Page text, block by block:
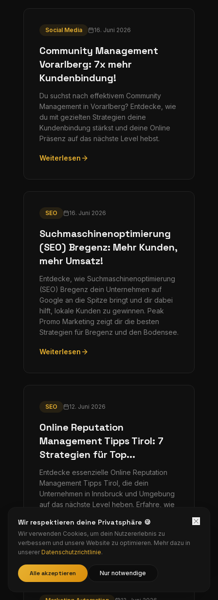
Social Media 16. Juni 2026
Community Management
Vorarlberg: 7x mehr
Kundenbindung!
Du suchst nach effektivem Community
Management in Vorarlberg? Entdecke, wie
du mit gezielten Strategien deine
Kundenbindung stärkst und deine Online
Präsenz auf das nächste Level hebst.
Weiterlesen
SEO 16. Juni 2026
Suchmaschinenoptimierung
(SEO) Bregenz: Mehr Kunden,
mehr Umsatz!
Entdecke, wie Suchmaschinenoptimierung
(SEO) Bregenz dein Unternehmen auf
Google an die Spitze bringt und dir dabei
hilft, lokale Kunden zu gewinnen. Peak
Promo Marketing zeigt dir die besten
Strategien für Bregenz und den Bodensee.
Weiterlesen
SEO 12. Juni 2026
Online Reputation
Management Tipps Tirol: 7
Strategien für Top...
Entdecke essenzielle Online Reputation
Management Tipps Tirol, die dein
Unternehmen in Innsbruck und Umgebung
auf das nächste Level heben. Erfahre, wie
dauerhaft Kunden gewinnst.
Weiterlesen
Wir respektieren deine Privatsphäre 🍪
Wir verwenden Cookies, um dein Nutzererlebnis zu
verbessern und unsere Website zu optimieren. Mehr dazu in
unserer Datenschutzrichtlinie.
Alle akzeptieren Nur notwendige